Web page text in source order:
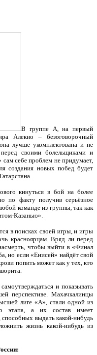
В группе А, на первый
Алекно – безоговорочный
лучше укомплектована и не
перед своими болельщиками и
себе проблем не придумает,
создания новых побед будет
кинуться в бой на более
по факту получив серьёзное
команде из группы, так как
Казанью».
в поисках своей игры, и игры
красноярцам. Вряд ли перед
чтобы выйти в «Финал
но если «Енисей» найдёт свой
попить может как у тех, кто
и показывать
перспективе. Махачкалинцы
лиге «А», стали одной из
этапа, а их состав имеет
выдать какой-нибудь
жизнь какой-нибудь из